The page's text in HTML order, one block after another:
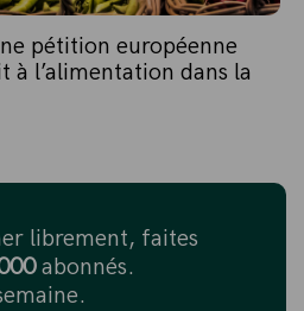
pétition européenne
à l’alimentation dans la
librement, faites
abonnés.